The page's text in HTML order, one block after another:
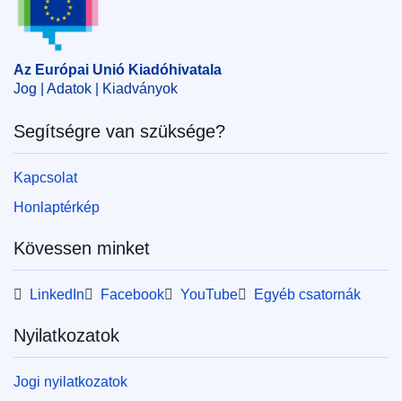
CELEX : 52024XX06543
ELI :
OJ : C_202406543
pdfa2a
Az Európai Unió Kiadóhivatala
Jog | Adatok | Kiadványok
Segítségre van szüksége?
Kapcsolat
Honlaptérkép
Kövessen minket
LinkedIn Facebook YouTube Egyéb csatornák
Nyilatkozatok
Jogi nyilatkozatok